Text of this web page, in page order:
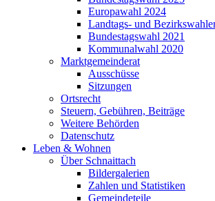
Europawahl 2024
Landtags- und
Bundestagswahl 2021
Kommunalwahl 2020
Marktgemeinderat
Ausschüsse
Sitzungen
Ortsrecht
Steuern, Gebühren, Beiträge
Weitere Behörden
Datenschutz
Leben & Wohnen
Über Schnaittach
Bildergalerien
Zahlen und Statistiken
Gemeindeteile